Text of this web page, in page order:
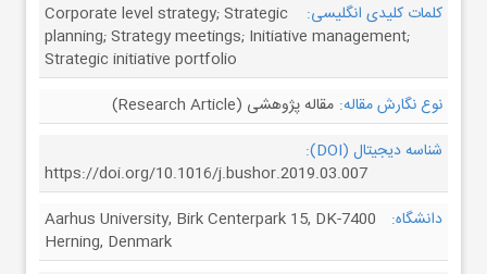
کلمات کلیدی انگلیسی:
Corporate level strategy; Strategic
planning; Strategy meetings; Initiative management;
Strategic initiative portfolio
نوع نگارش مقاله: مقاله پژوهشی (Research Article)
شناسه دیجیتال (DOI):
https://doi.org/10.1016/j.bushor.2019.03.007
دانشگاه:
Aarhus University, Birk Centerpark 15, DK-7400
Herning, Denmark